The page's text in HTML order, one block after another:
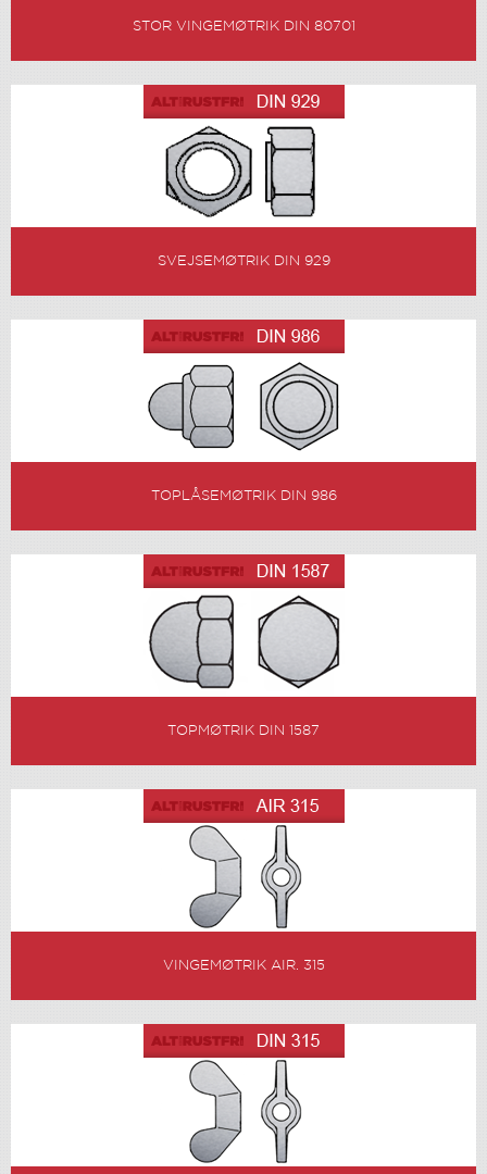
STOR VINGEMØTRIK DIN 80701
SVEJSEMØTRIK DIN 929
TOPLÅSEMØTRIK DIN 986
TOPMØTRIK DIN 1587
VINGEMØTRIK AIR. 315